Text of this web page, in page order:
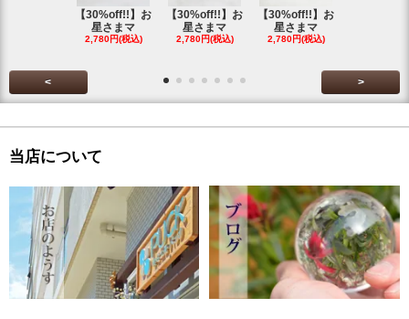
【30%off!!】お
星さまマ
2,780円(税込)
【30%off!!】お
星さまマ
2,780円(税込)
【30%off!!】お
星さまマ
2,780円(税込)
< >
当店について